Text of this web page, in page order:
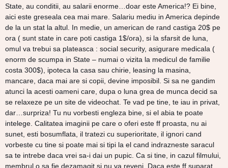
State, au conditii, au salarii enorme…doar este America!? Ei bine,
aici este greseala cea mai mare. Salariu mediu in America depinde
de la un stat la altul. In medie, un american de rand castiga 20$ pe
ora ( sunt state in care poti castiga 1$/ora), si la sfarsit de luna,
omul va trebui sa plateasca : social security, asigurare medicala (
enorm de scumpa in State – numai o vizita la medicul de familie
costa 300$), ipoteca la casa sau chirie, leasing la masina,
mancare, daca mai are si copii, devine imposibil. Si sa ne gandim
atunci la acesti oameni care, dupa o luna grea de munca decid sa
se relaxeze pe un site de videochat. Te vad pe tine, te iau in privat,
dar…surpriza! Tu nu vorbesti engleza bine, si el abia te poate
intelege. Calitatea imaginii pe care o oferi este ff proasta, nu ai
sunet, esti bosumflata, il tratezi cu superioritate, il ignori cand
vorbeste cu tine si poate mai si tipi la el cand indrazneste saracul
sa te intrebe daca vrei sa-i dai un pupic. Ca si tine, in cazul filmului,
membrul o sa fie dezamagit si nu va reveni. Daca este ff suparat,